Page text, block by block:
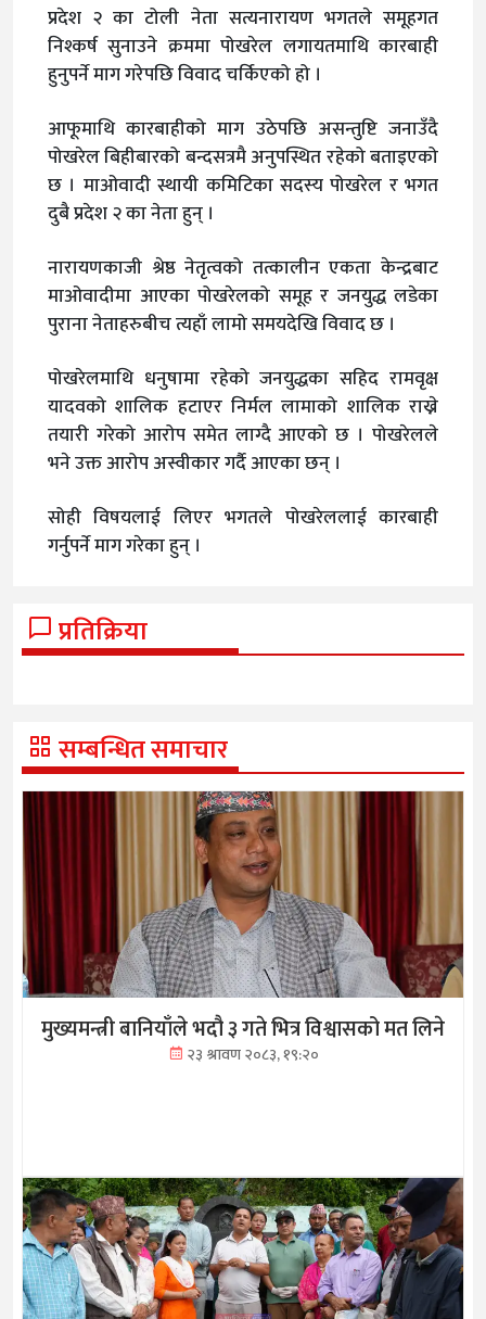
प्रदेश २ का टोली नेता सत्यनारायण भगतले समूहगत
निश्कर्ष सुनाउने क्रममा पोखरेल लगायतमाथि कारबाही
हुनुपर्ने माग गरेपछि विवाद चर्किएको हो ।
आफूमाथि कारबाहीको माग उठेपछि असन्तुष्टि जनाउँदै
पोखरेल बिहीबारको बन्दसत्रमै अनुपस्थित रहेको बताइएको
छ । माओवादी स्थायी कमिटिका सदस्य पोखरेल र भगत
दुबै प्रदेश २ का नेता हुन् ।
नारायणकाजी श्रेष्ठ नेतृत्वको तत्कालीन एकता केन्द्रबाट
माओवादीमा आएका पोखरेलको समूह र जनयुद्ध लडेका
पुराना नेताहरुबीच त्यहाँ लामो समयदेखि विवाद छ ।
पोखरेलमाथि धनुषामा रहेको जनयुद्धका सहिद रामवृक्ष
यादवको शालिक हटाएर निर्मल लामाको शालिक राख्ने
तयारी गरेको आरोप समेत लाग्दै आएको छ । पोखरेलले
भने उक्त आरोप अस्वीकार गर्दै आएका छन् ।
सोही विषयलाई लिएर भगतले पोखरेललाई कारबाही
गर्नुपर्ने माग गरेका हुन् ।
प्रतिक्रिया
सम्बन्धित समाचार
मुख्यमन्त्री बानियाँले भदौ ३ गते भित्र विश्वासको मत लिने
२३ श्रावण २०८३, १९:२०